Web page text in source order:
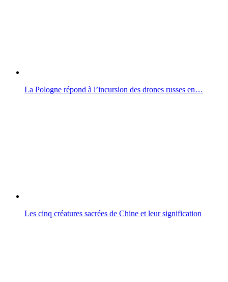
La Pologne répond à l’incursion des drones russes en…
Les cinq créatures sacrées de Chine et leur signification